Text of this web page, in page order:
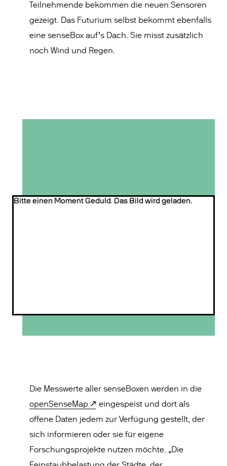
Teilnehmende bekommen die neuen Sensoren
gezeigt. Das Futurium selbst bekommt ebenfalls
eine senseBox auf’s Dach. Sie misst zusätzlich
noch Wind und Regen.
Bitte einen Moment Geduld. Das Bild wird geladen.
Die Messwerte aller senseBoxen werden in die
openSenseMap
eingespeist und dort als
offene Daten jedem zur Verfügung gestellt, der
sich informieren oder sie für eigene
Forschungsprojekte nutzen möchte. „Die